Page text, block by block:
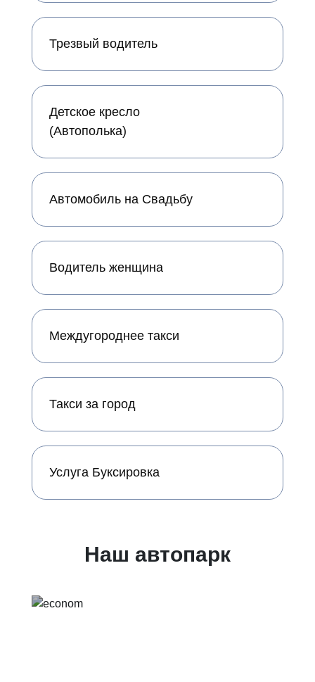
Трезвый водитель
Детское кресло
(Автополька)
Автомобиль на Свадьбу
Водитель женщина
Междугороднее такси
Такси за город
Услуга Буксировка
Наш автопарк